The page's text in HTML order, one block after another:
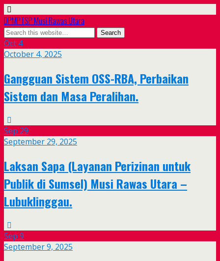
DPMPTSP Musi Rawas Utara
Oct 4
October 4, 2025
Gangguan Sistem OSS-RBA, Perbaikan
Sistem dan Masa Peralihan.
Sep 29
September 29, 2025
Laksan Sapa (Layanan Perizinan untuk
Publik di Sumsel) Musi Rawas Utara –
Lubuklinggau.
Sep 9
September 9, 2025